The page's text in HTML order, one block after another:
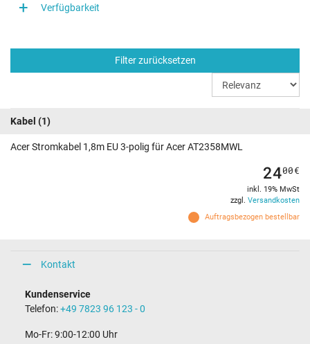
Verfügbarkeit
Filter zurücksetzen
Kabel (1)
Acer Stromkabel 1,8m EU 3-polig für Acer AT2358MWL
Auftragsbezogen bestellbar
2400€
inkl. 19% MwSt
zzgl. Versandkosten
Kontakt
Kundenservice
Telefon:+49 7823 96 123 - 0
Mo-Fr: 9:00-12:00 Uhr